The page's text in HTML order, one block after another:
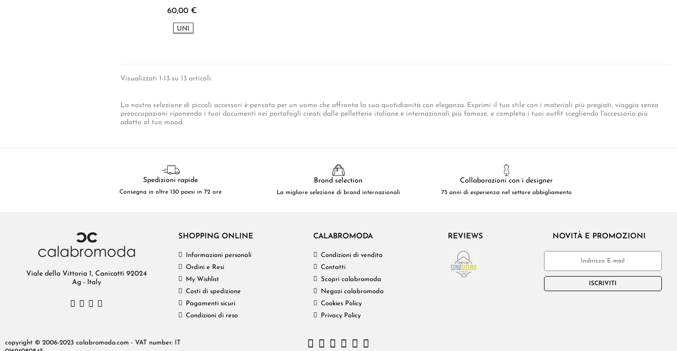
60,00 €
UNI
Visualizzati 1-13 su 13 articoli
La nostra selezione di piccoli accessori è pensata per un uomo che affronta la sua quotidianità con eleganza. Esprimi il tuo stile con i materiali più pregiati, viaggia senza
preoccupazioni riponendo i tuoi documenti nei portafogli creati dalle pelletterie italiane e internazionali più famose, e completa i tuoi outfit scegliendo l'accessorio più
adatto al tuo mood.
Spedizioni rapide
Consegna in oltre 130 paesi in 72 ore
Brand selection
La migliore selezione di brand internazionali
Collaborazioni con i designer
73 anni di esperienza nel settore abbigliamento
Viale della Vittoria 1, Canicattì 92024
Ag - Italy
SHOPPING ONLINE
Informazioni personali
Ordini e Resi
My Wishlist
Costi di spedizione
Pagamenti sicuri
Condizioni di reso
CALABROMODA
Condizioni di vendita
Contatti
Scopri calabromoda
Negozi calabromoda
Cookies Policy
Privacy Policy
REVIEWS NOVITÀ E PROMOZIONI
ISCRIVITI
copyright © 2006-2023 calabromoda.com - VAT number: IT